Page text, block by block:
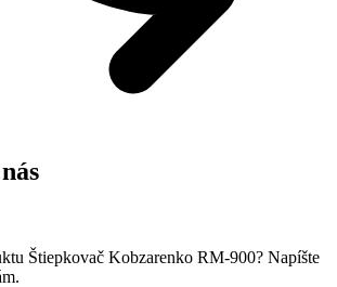
Štiepkovač Kobzarenko RM-900? Napíšte